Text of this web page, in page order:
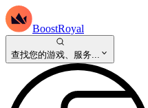
BoostRoyal
查找您的游戏、服务...